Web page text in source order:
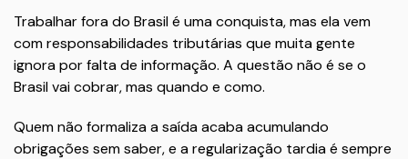
Trabalhar fora do Brasil é uma conquista, mas ela vem
com responsabilidades tributárias que muita gente
ignora por falta de informação. A questão não é se o
Brasil vai cobrar, mas quando e como.
Quem não formaliza a saída acaba acumulando
obrigações sem saber, e a regularização tardia é sempre